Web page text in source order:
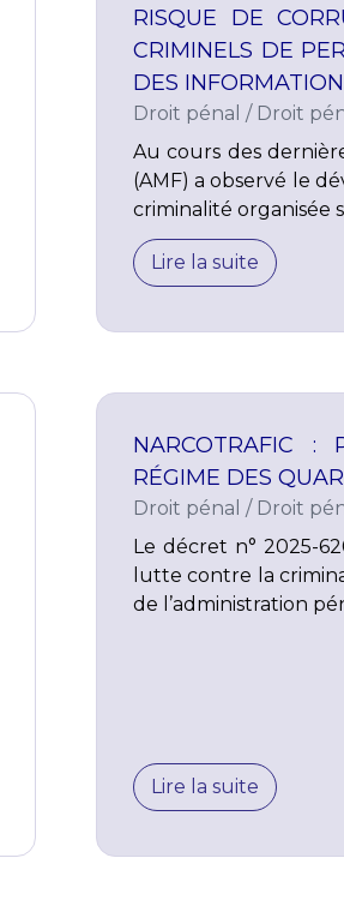
RISQUE DE
CRIMINELS DE
DES
Droit pénal / Droit
Au cours des
(AMF) a observé le
criminalité organisée
Lire la suite
NARCOTRAFIC :
RÉGIME DES
Droit pénal / Droit
Le décret n° 2025-
lutte contre la
de l’administration
Lire la suite